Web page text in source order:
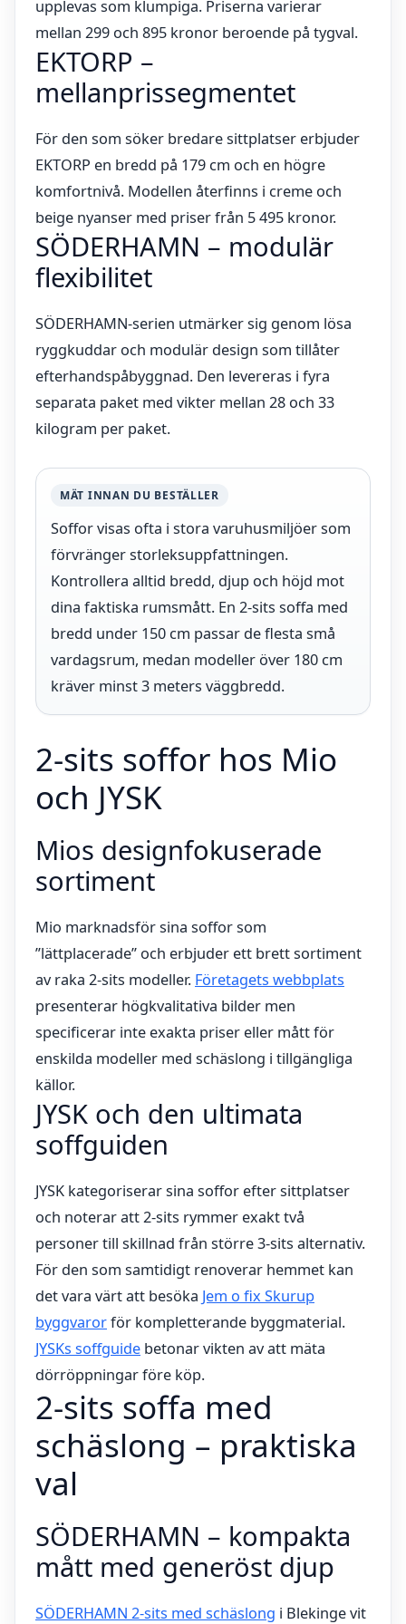
upplevas som klumpiga. Priserna varierar
mellan 299 och 895 kronor beroende på tygval.
EKTORP –
mellanprissegmentet
För den som söker bredare sittplatser erbjuder
EKTORP en bredd på 179 cm och en högre
komfortnivå. Modellen återfinns i creme och
beige nyanser med priser från 5 495 kronor.
SÖDERHAMN – modulär
flexibilitet
SÖDERHAMN-serien utmärker sig genom lösa
ryggkuddar och modulär design som tillåter
efterhandspåbyggnad. Den levereras i fyra
separata paket med vikter mellan 28 och 33
kilogram per paket.
MÄT INNAN DU BESTÄLLER
Soffor visas ofta i stora varuhusmiljöer som
förvränger storleksuppfattningen.
Kontrollera alltid bredd, djup och höjd mot
dina faktiska rumsmått. En 2-sits soffa med
bredd under 150 cm passar de flesta små
vardagsrum, medan modeller över 180 cm
kräver minst 3 meters väggbredd.
2-sits soffor hos Mio
och JYSK
Mios designfokuserade
sortiment
Mio marknadsför sina soffor som
”lättplacerade” och erbjuder ett brett sortiment
av raka 2-sits modeller. Företagets webbplats
presenterar högkvalitativa bilder men
specificerar inte exakta priser eller mått för
enskilda modeller med schäslong i tillgängliga
källor.
JYSK och den ultimata
soffguiden
JYSK kategoriserar sina soffor efter sittplatser
och noterar att 2-sits rymmer exakt två
personer till skillnad från större 3-sits alternativ.
För den som samtidigt renoverar hemmet kan
det vara värt att besöka Jem o fix Skurup
byggvarorför kompletterande byggmaterial.
JYSKs soffguide betonar vikten av att mäta
dörröppningar före köp.
2-sits soffa med
schäslong – praktiska
val
SÖDERHAMN – kompakta
mått med generöst djup
SÖDERHAMN 2-sits med schäslong i Blekinge vit